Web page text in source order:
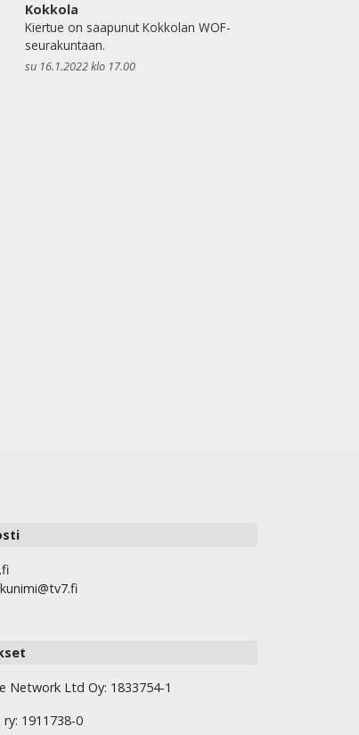
Kokkola
Kiertue on saapunut Kokkolan WOF-
seurakuntaan.
su 16.1.2022 klo 17.00
Network Ltd Oy: 1833754-1
ry: 1911738-0